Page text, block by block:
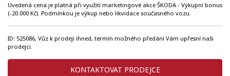
Uvedená cena je platná při využití marketingové akce ŠKODA - Výkupní bonus
(-20.000 Kč). Podmínkou je výkup nebo likvidace současného vozu.
ID: 525086, Vůz k prodeji ihned, termín možného předání Vám upřesní naši
prodejci.
KONTAKTOVAT PRODEJCE